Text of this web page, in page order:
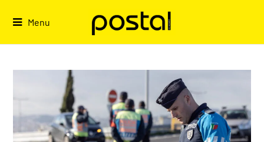
Menu